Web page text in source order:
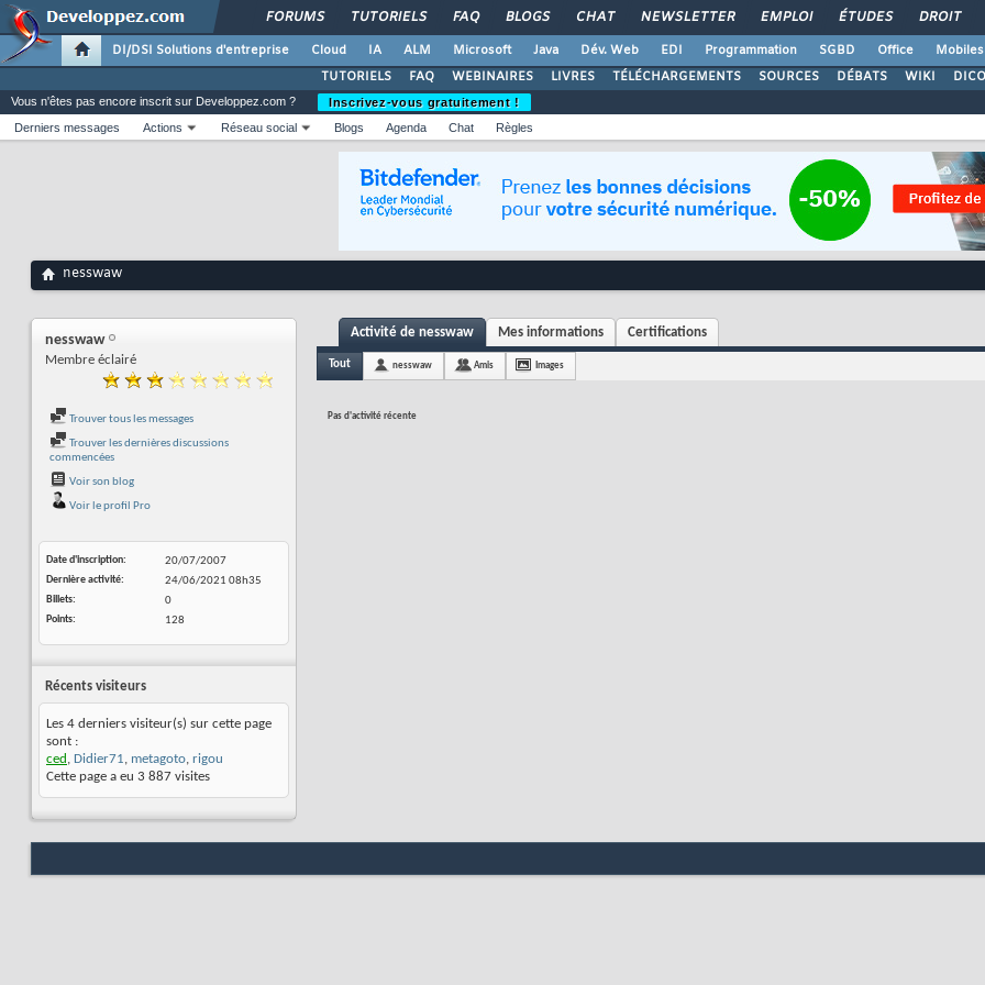
FORUMS TUTORIELS FAQ BLOGS CHAT NEWSLETTER EMPLOI ÉTUDES DROIT
DI/DSI Solutions d'entreprise Cloud IA ALM Microsoft Java Dév. Web EDI Programmation SGBD Office Mobiles
TUTORIELS
FAQ WEBINAIRES LIVRES TÉLÉCHARGEMENTS SOURCES DÉBATS WIKI DICO
Vous n'êtes pas encore inscrit sur Developpez.com ?
Inscrivez-vous gratuitement !
Derniers messages
Actions Réseau social Blogs Agenda Chat Règles
nesswaw
nesswaw
Membre éclairé
Trouver tous les messages
Trouver les dernières discussions
commencées
Voir son blog
Voir le profil Pro
Date d'inscription
20/07/2007
Dernière activité
24/06/2021 08h35
Billets
0
Points
128
Récents visiteurs
Les 4 derniers visiteur(s) sur cette page
sont :
ced , Didier71, metagoto, rigou
Cette page a eu 3 887 visites
Activité de nesswaw Mes informations Certifications
Tout nesswaw Amis Images
Pas d'activité récente